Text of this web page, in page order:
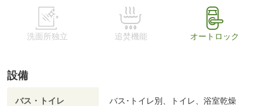
洗面所独立 追焚機能 オートロック
設備
バス・トイレ
バス･トイレ別、トイレ、浴室乾燥